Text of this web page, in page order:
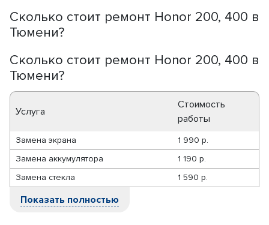
Сколько стоит ремонт Honor 200, 400 в
Тюмени?
Сколько стоит ремонт Honor 200, 400 в
Тюмени?
Услуга
Стоимость
работы
Замена экрана
1 990 р.
Замена аккумулятора
1 190 р.
Замена стекла
1 590 р.
Показать полностью